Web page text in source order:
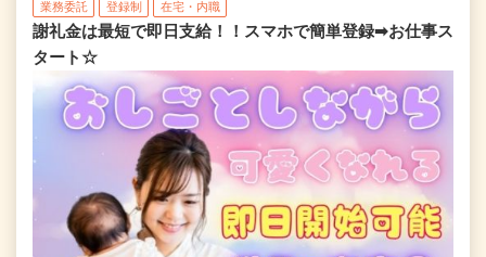
業務委託 登録制 在宅・内職
謝礼金は最短で即日支給！！スマホで簡単登録➡お仕事ス
タート☆